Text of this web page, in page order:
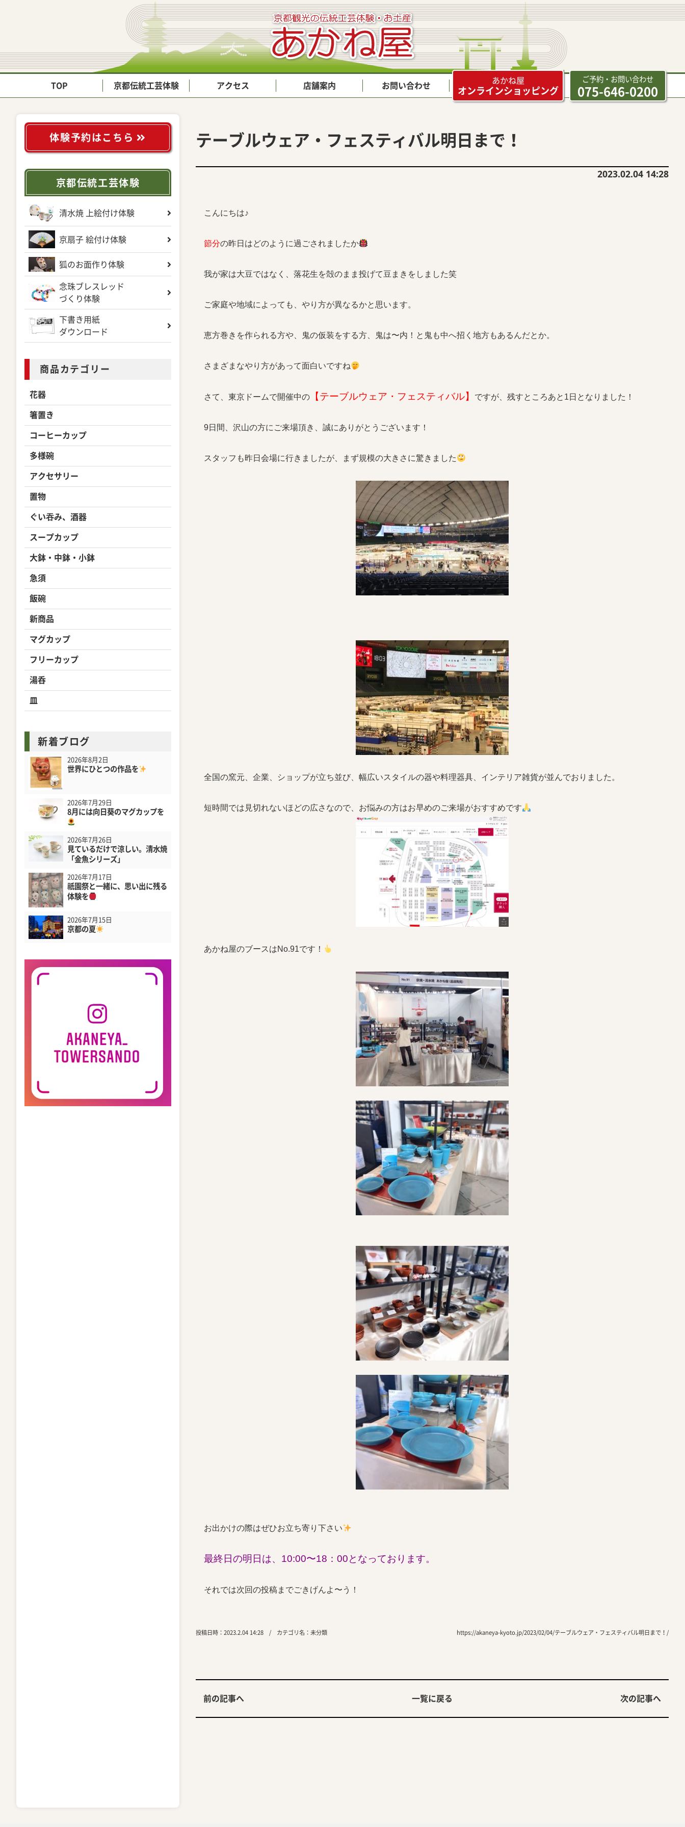
TOP 京都伝統工芸体験 アクセス 店舗案内 お問い合わせ
あかね屋
オンラインショッピング
ご予約・お問い合わせ
075-646-0200
体験予約はこちら
京都伝統工芸体験
清水焼 上絵付け体験
京扇子 絵付け体験
狐のお面作り体験
念珠ブレスレッド
づくり体験
下書き用紙
ダウンロード
商品カテゴリー
花器
箸置き
コーヒーカップ
多様碗
アクセサリー
置物
ぐい吞み、酒器
スープカップ
大鉢・中鉢・小鉢
急須
飯碗
新商品
マグカップ
フリーカップ
湯呑
皿
新着ブログ
2026年8月2日
世界にひとつの作品を
2026年7月29日
8月には向日葵のマグカップを
2026年7月26日
見ているだけで涼しい。清水焼
「金魚シリーズ」
2026年7月17日
祇園祭と一緒に、思い出に残る
体験を
2026年7月15日
京都の夏
テーブルウェア・フェスティバル明日まで！
2023.02.04 14:28
こんにちは♪
節分の昨日はどのように過ごされましたか
我が家は大豆ではなく、落花生を殻のまま投げて豆まきをしました笑
ご家庭や地域によっても、やり方が異なるかと思います。
恵方巻きを作られる方や、鬼の仮装をする方、鬼は〜内！と鬼も中へ招く地方もあるんだとか。
さまざまなやり方があって面白いですね
さて、東京ドームで開催中の 【テーブルウェア・フェスティバル】 ですが、残すところあと1日となりました！
9日間、沢山の方にご来場頂き、誠にありがとうございます！
スタッフも昨日会場に行きましたが、まず規模の大きさに驚きました
全国の窯元、企業、ショップが立ち並び、幅広いスタイルの器や料理器具、インテリア雑貨が並んでおりました。
短時間では見切れないほどの広さなので、お悩みの方はお早めのご来場がおすすめです
あかね屋のブースはNo.91です！
お出かけの際はぜひお立ち寄り下さい
最終日の明日は、10:00〜18：00となっております。
それでは次回の投稿までごきげんよ〜う！
投稿日時：2023.2.04 14:28 / カテゴリ名： 未分類 https://akaneya-kyoto.jp/2023/02/04/テーブルウェア・フェスティバル明日まで！/
前の記事へ 一覧に戻る 次の記事へ